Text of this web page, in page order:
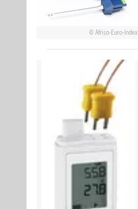
Afriso-Euro-Index